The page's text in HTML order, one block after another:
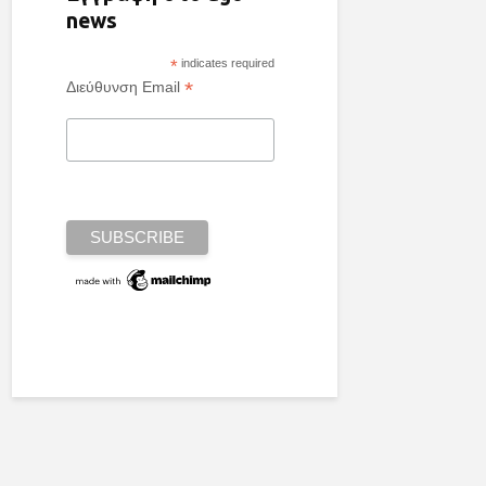
news
* indicates required
Διεύθυνση Email *